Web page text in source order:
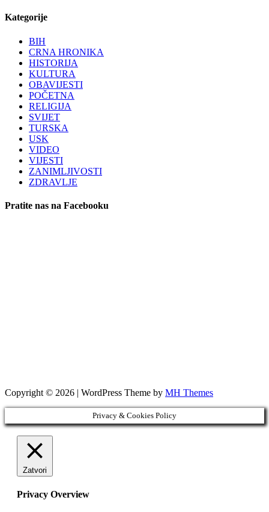
Kategorije
BIH
CRNA HRONIKA
HISTORIJA
KULTURA
OBAVIJESTI
POČETNA
RELIGIJA
SVIJET
TURSKA
USK
VIDEO
VIJESTI
ZANIMLJIVOSTI
ZDRAVLJE
Pratite nas na Facebooku
Copyright © 2026 | WordPress Theme by MH Themes
Privacy & Cookies Policy
Zatvori
Privacy Overview